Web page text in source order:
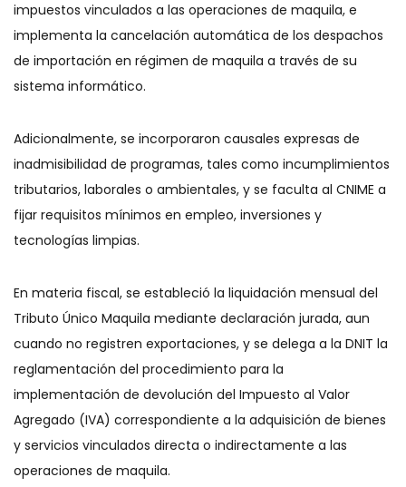
impuestos vinculados a las operaciones de maquila, e
implementa la cancelación automática de los despachos
de importación en régimen de maquila a través de su
sistema informático.
Adicionalmente, se incorporaron causales expresas de
inadmisibilidad de programas, tales como incumplimientos
tributarios, laborales o ambientales, y se faculta al CNIME a
fijar requisitos mínimos en empleo, inversiones y
tecnologías limpias.
En materia fiscal, se estableció la liquidación mensual del
Tributo Único Maquila mediante declaración jurada, aun
cuando no registren exportaciones, y se delega a la DNIT la
reglamentación del procedimiento para la
implementación de devolución del Impuesto al Valor
Agregado (IVA) correspondiente a la adquisición de bienes
y servicios vinculados directa o indirectamente a las
operaciones de maquila.